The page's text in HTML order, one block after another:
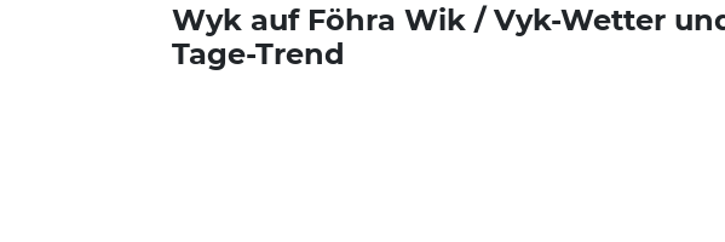
Wyk auf Föhra Wik / Vyk-Wetter
Tage-Trend